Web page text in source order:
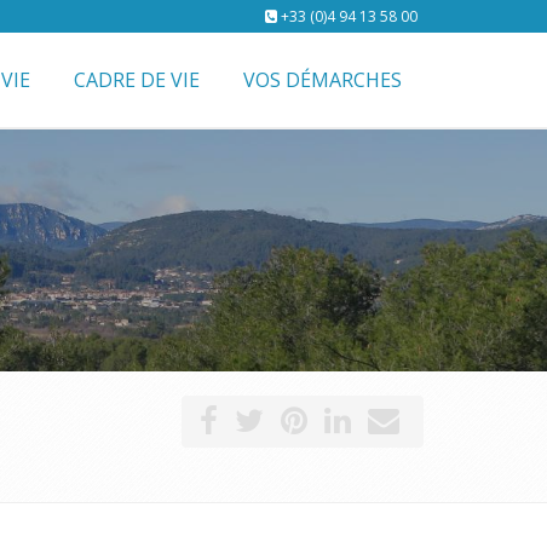
+33 (0)4 94 13 58 00
CADRE DE VIE VOS DÉMARCHES